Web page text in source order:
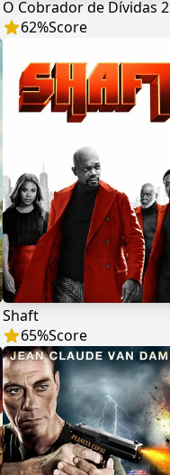
O Cobrador de Dívidas 2
62%Score
Shaft
65%Score